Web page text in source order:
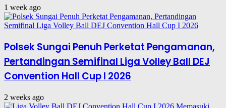
1 week ago
Polsek Sungai Penuh Perketat Pengamanan,
Pertandingan Semifinal Liga Volley Ball DEJ
Convention Hall Cup I 2026
2 weeks ago